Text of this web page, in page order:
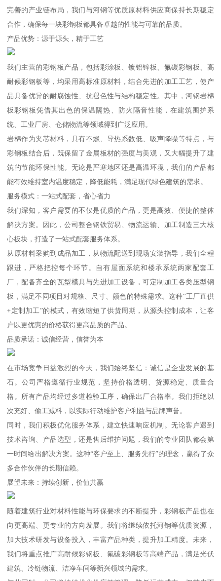
完善的产业链布局，我们与河钢等优质原材料供应商保持长期稳定
合作，确保每一块彩钢板都具备卓越的性能与可靠的品质。
产品优势：源于源头，精于工艺
我们主营的彩钢板产品，包括彩涂板、镀铝锌板、氟碳彩钢板、高
耐候彩钢板等，均采用高标准原材料，结合先进的加工工艺，使产
品具备优异的耐腐蚀性、抗褪色性与结构稳定性。其中，河钢岩棉
板彩钢板凭借其出色的保温隔热、防火隔音性能，在建筑围护系
统、工业厂房、仓储物流等领域得到广泛应用。
岩棉作为夹芯材料，具有不燃、导热系数低、吸声降噪等特点，与
彩钢板结合后，既保留了金属板材的强度与美观，又大幅提升了建
筑的节能环保性能。无论是严寒地区还是高温环境，我们的产品都
能有效维持室内温度稳定，降低能耗，满足现代绿色建筑的需求。
服务模式：一站式配套，省心省力
我们深知，客户需要的不仅是优质的产品，更是高效、便捷的整体
解决方案。因此，公司整合钢铁贸易、物流运输、加工制造三大核
心板块，打造了一站式配套服务体系。
从原材料采购到成品加工，从物流配送到现场安装指导，我们全程
跟进，严格把控每个环节。自有屋面系统和楼承系统两家配套工
厂，配备齐全的瓦型模具与先进加工设备，可定制加工各类压型钢
板，满足不同项目对规格、尺寸、颜色的特殊需求。这种“工厂直供
+定制加工”的模式，有效缩短了供货周期，从源头控制成本，让客
户以更优惠的价格获得更高品质的产品。
品质承诺：诚信经营，信誉为本
在市场竞争日益激烈的今天，我们始终坚信：诚信是企业发展的基
石。公司严格遵循行业规范，坚持价格透明、货源稳定、质量合
格。所有产品均经过多道检验工序，确保出厂合格率。我们拒绝以
次充好、偷工减料，以实际行动维护客户利益与品牌声誉。
同时，我们积极优化服务体系，建立快速响应机制。无论客户遇到
技术咨询、产品选型，还是售后维护问题，我们的专业团队都会第
一时间给出解决方案。这种“客户至上、服务先行”的理念，赢得了众
多合作伙伴的长期信赖。
展望未来：持续创新，价值共赢
随着建筑行业对材料性能与环保要求的不断提升，彩钢板产品也在
向更高端、更专业的方向发展。我们将继续依托河钢等优质资源，
加大技术研发与设备投入，丰富产品种类，提升加工精度。未来，
我们将重点推广高耐候彩钢板、氟碳彩钢板等高端产品，满足光伏
建筑、冷链物流、洁净车间等新兴领域的需求。